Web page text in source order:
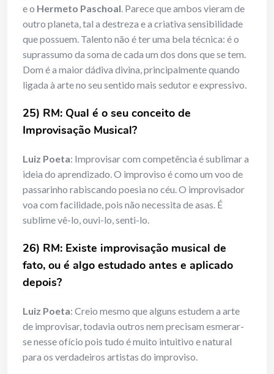
e o Hermeto Paschoal. Parece que ambos vieram de
outro planeta, tal a destreza e a criativa sensibilidade
que possuem. Talento não é ter uma bela técnica: é o
suprassumo da soma de cada um dos dons que se tem.
Dom é a maior dádiva divina, principalmente quando
ligada à arte no seu sentido mais sedutor e expressivo.
25) RM: Qual é o seu conceito de
Improvisação Musical?
Luiz Poeta: Improvisar com competência é sublimar a
ideia do aprendizado. O improviso é como um voo de
passarinho rabiscando poesia no céu. O improvisador
voa com facilidade, pois não necessita de asas. É
sublime vê-lo, ouvi-lo, senti-lo.
26) RM: Existe improvisação musical de
fato, ou é algo estudado antes e aplicado
depois?
Luiz Poeta: Creio mesmo que alguns estudem a arte
de improvisar, todavia outros nem precisam esmerar-
se nesse ofício pois tudo é muito intuitivo e natural
para os verdadeiros artistas do improviso.